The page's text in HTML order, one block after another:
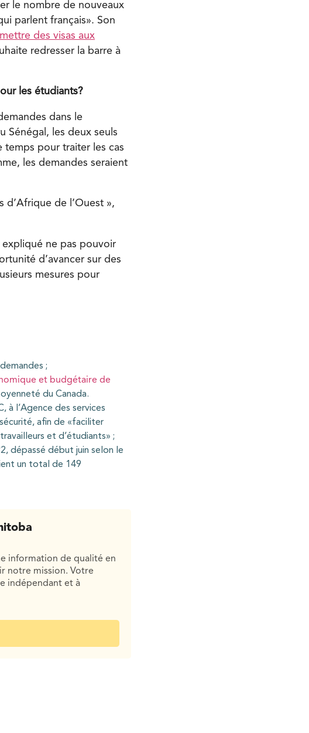
le nombre de nouveaux
parlent français». Son
des visas aux
redresser la barre à
les étudiants?
dans le
Sénégal, les deux seuls
temps pour traiter les cas
les demandes seraient
d’Afrique de l’Ouest »,
expliqué ne pas pouvoir
d’avancer sur des
mesures pour
;
et budgétaire de
du Canada.
à l’Agence des services
afin de «faciliter
et d’étudiants» ;
dépassé début juin selon le
un total de 149
information de qualité en
notre mission. Votre
indépendant et à